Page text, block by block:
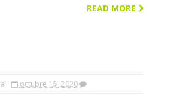
READ MORE
Para
octubre 15, 2020